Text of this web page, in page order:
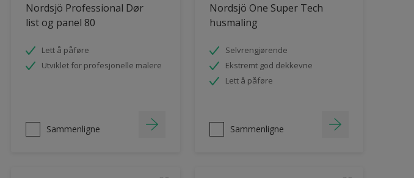
Nordsjö Professional Dør
list og panel 80
Lett å påføre
Utviklet for profesjonelle malere
Sammenligne
Nordsjö One Super Tech
husmaling
Selvrengjørende
Ekstremt god dekkevne
Lett å påføre
Sammenligne